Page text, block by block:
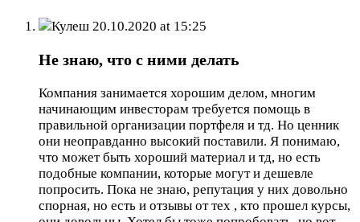
Кулеш 20.10.2020 at 15:25
Не знаю, что с ними делать
Компания занимается хорошим делом, многим
начинающим инвесторам требуется помощь в
правильной организации портфеля и тд. Но ценник
они неоправданно высокий поставили. Я понимаю,
что может быть хороший материал и тд, но есть
подобные компании, которые могут и дешевле
попросить. Пока не знаю, репутация у них довольно
спорная, но есть и отзывы от тех , кто прошел курсы,